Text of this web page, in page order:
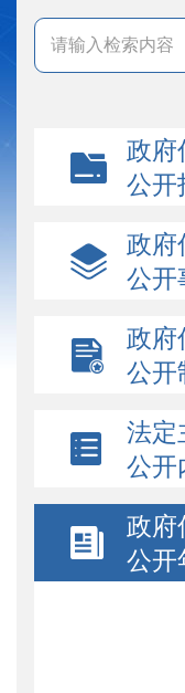
政府
公开
政府
公开
政府
公开
法定
公开
政府
公开